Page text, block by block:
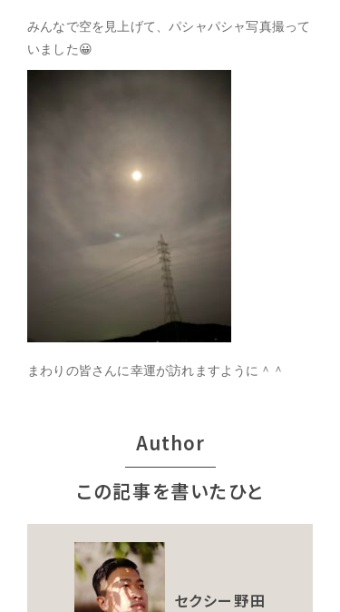
みんなで空を見上げて、パシャパシャ写真撮って
いました😀
まわりの皆さんに幸運が訪れますように＾＾
Author
この記事を書いたひと
セクシー野田